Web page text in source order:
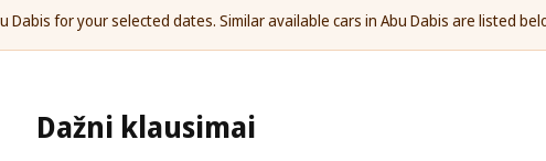
Dabis for your selected dates. Similar available cars in Abu Dabis are listed
Dažni klausimai